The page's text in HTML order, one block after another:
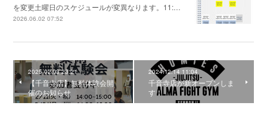
を変更土曜日のスケジュールが変異なります。11:…
2026.06.02 07:52
2025.02.03 23:21
【千音寺店】無料体験会開
催のお知らせ
2024.12.14 11:04
千音寺店が新オープンしま
す！